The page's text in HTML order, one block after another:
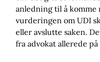
anledning til å komme
vurderingen om UDI
eller avslutte saken.
fra advokat allerede